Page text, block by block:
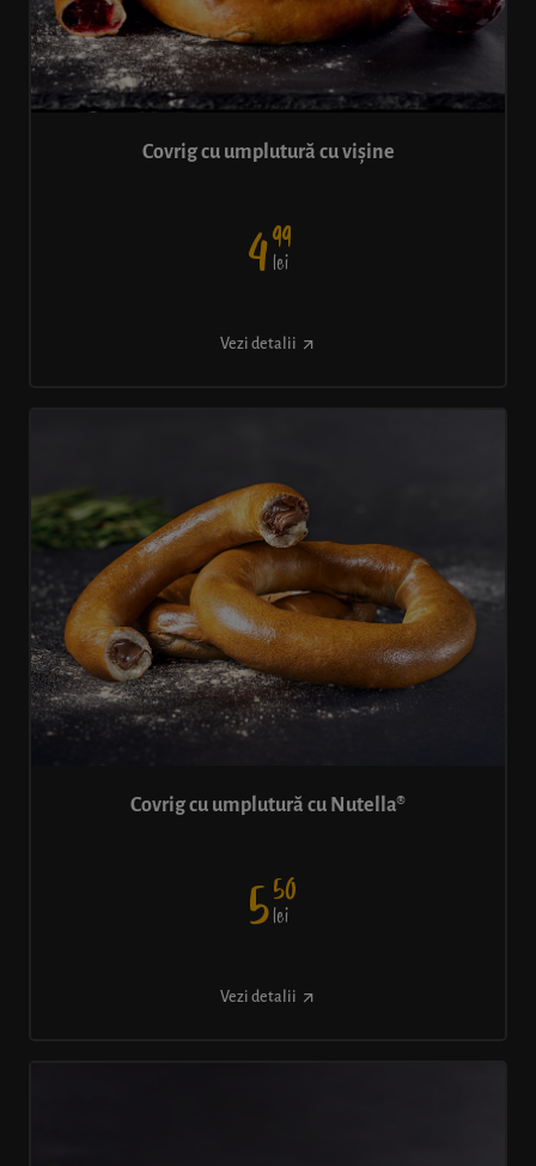
Covrig cu umplutură cu vișine
499
lei
Vezi detalii
Covrig cu umplutură cu Nutella®
550
lei
Vezi detalii